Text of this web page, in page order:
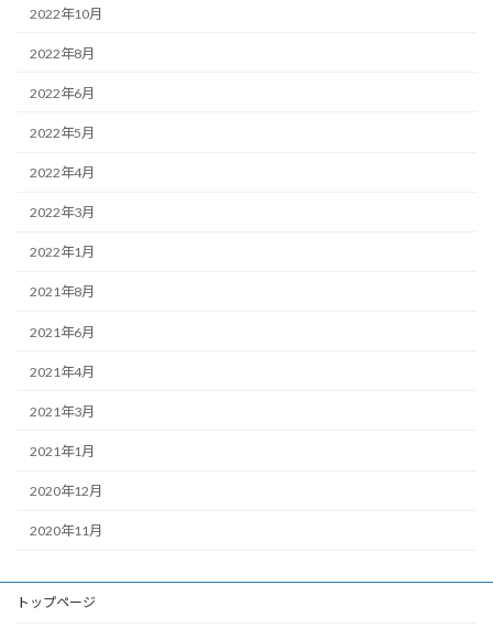
2022年10月
2022年8月
2022年6月
2022年5月
2022年4月
2022年3月
2022年1月
2021年8月
2021年6月
2021年4月
2021年3月
2021年1月
2020年12月
2020年11月
トップページ